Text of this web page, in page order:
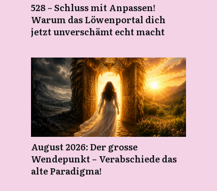
528 – Schluss mit Anpassen!
Warum das Löwenportal dich
jetzt unverschämt echt macht
August 2026: Der grosse
Wendepunkt – Verabschiede das
alte Paradigma!